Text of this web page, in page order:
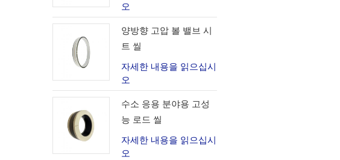
오
양방향 고압 볼 밸브 시
트 씰
자세한 내용을 읽으십시
오
수소 응용 분야용 고성
능 로드 씰
자세한 내용을 읽으십시
오